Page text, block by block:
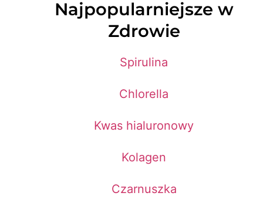
Najpopularniejsze w
Zdrowie
Spirulina
Chlorella
Kwas hialuronowy
Kolagen
Czarnuszka